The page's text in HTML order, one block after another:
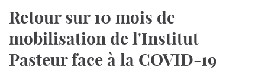
Retour sur 10 mois de
mobilisation de l'Institut
Pasteur face à la COVID-19